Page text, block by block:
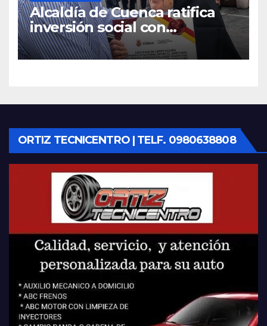
Alcaldía de Cuenca ratifica
inversión social con
fundaciones e instituciones
locales
ORTIZ TECNICENTRO | TELF. 0980638808